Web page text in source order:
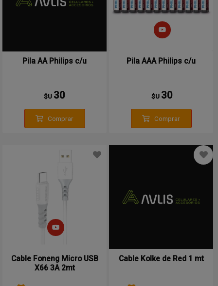
Pila AA Philips c/u
$U 30
Comprar
Pila AAA Philips c/u
$U 30
Comprar
Cable Foneng Micro USB
X66 3A 2mt
Cable Kolke de Red 1 mt